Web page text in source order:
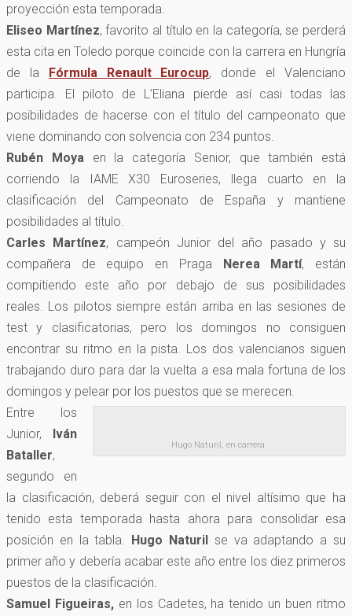
proyección esta temporada.
Eliseo Martínez, favorito al título en la categoría, se perderá
esta cita en Toledo porque coincide con la carrera en Hungría
de la Fórmula Renault Eurocup, donde el Valenciano
participa. El piloto de L’Eliana pierde así casi todas las
posibilidades de hacerse con el título del campeonato que
viene dominando con solvencia con 234 puntos.
Rubén Moyaen la categoría Senior, que también está
corriendo la IAME X30 Euroseries, llega cuarto en la
clasificación del Campeonato de España y mantiene
posibilidades al título.
Carles Martínez, campeón Junior del año pasado y su
compañera de equipo en Praga Nerea Martí, están
compitiendo este año por debajo de sus posibilidades
reales. Los pilotos siempre están arriba en las sesiones de
test y clasificatorias, pero los domingos no consiguen
encontrar su ritmo en la pista. Los dos valencianos siguen
trabajando duro para dar la vuelta a esa mala fortuna de los
domingos y pelear por los puestos que se merecen.
Hugo Naturil, en carrera.
Entre los
Junior, Iván
Bataller,
segundo en
la clasificación, deberá seguir con el nivel altísimo que ha
tenido esta temporada hasta ahora para consolidar esa
posición en la tabla. Hugo Naturil se va adaptando a su
primer año y debería acabar este año entre los diez primeros
puestos de la clasificación.
Samuel Figueiras,en los Cadetes, ha tenido un buen ritmo